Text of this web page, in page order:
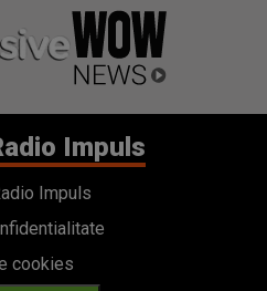
Impuls
Impuls
cookies